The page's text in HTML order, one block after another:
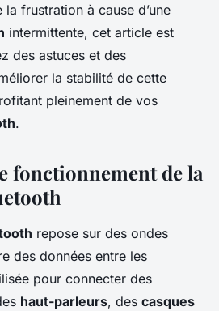
frustration à cause d’une
intermittente, cet article est
des astuces et des
la stabilité de cette
pleinement de vos
.
fonctionnement de la
repose sur des ondes
des données entre les
pour connecter des
haut-parleurs, des casques